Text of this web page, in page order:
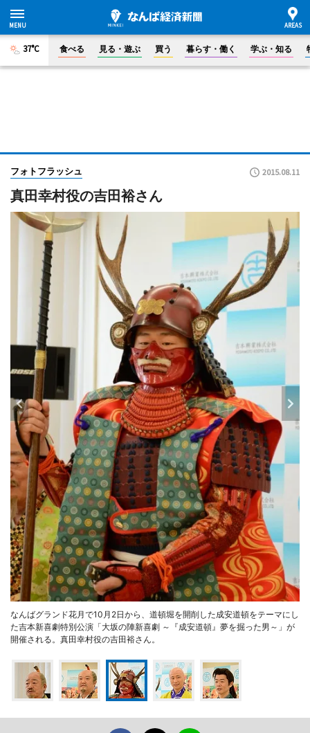
37°C 食べる 見る・遊ぶ 買う 暮らす・働く 学ぶ・知る
フォトフラッシュ 2015.08.11
真田幸村役の吉田裕さん
なんばグランド花月で10月2日から、道頓堀を開削した成安道頓をテーマにし
た吉本新喜劇特別公演「大坂の陣新喜劇 ～『成安道頓』夢を掘った男～」が
開催される。真田幸村役の吉田裕さん。